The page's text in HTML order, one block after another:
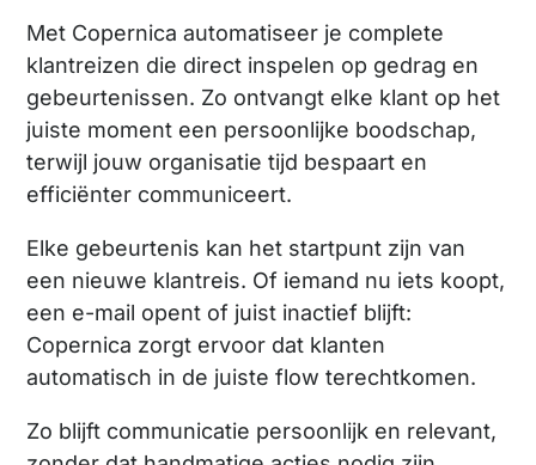
Met Copernica automatiseer je complete
klantreizen die direct inspelen op gedrag en
gebeurtenissen. Zo ontvangt elke klant op het
juiste moment een persoonlijke boodschap,
terwijl jouw organisatie tijd bespaart en
efficiënter communiceert.
Elke gebeurtenis kan het startpunt zijn van
een nieuwe klantreis. Of iemand nu iets koopt,
een e-mail opent of juist inactief blijft:
Copernica zorgt ervoor dat klanten
automatisch in de juiste flow terechtkomen.
Zo blijft communicatie persoonlijk en relevant,